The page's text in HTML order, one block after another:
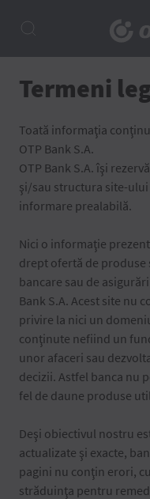
Termeni
Toată informaţia
OTP Bank S.A.
OTP Bank S.A. îşi
şi/sau structura site-
informare prealabilă.
Nici o informaţie
drept ofertă de produse
bancare sau de
Bank S.A. Acest site nu
privire la nici un
conţinute nefiind un
unor afaceri sau
decizii. Astfel banca nu
fel de daune produse
Deşi obiectivul nostru
actualizate şi exacte,
pagini nu conţin erori,
străduinţa pentru